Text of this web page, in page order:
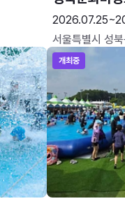
서울특별시 성
개최중